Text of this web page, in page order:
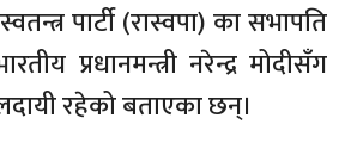
स्वतन्त्र पार्टी (रास्वपा) का सभापति
प्रधानमन्त्री नरेन्द्र मोदीसँग
रहेको बताएका छन्।